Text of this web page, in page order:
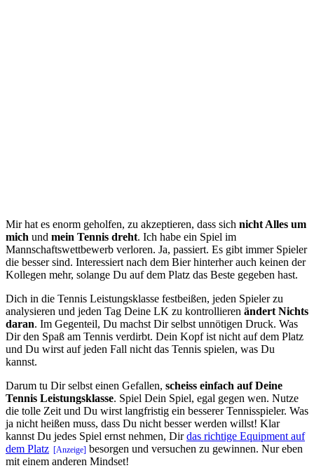
Mir hat es enorm geholfen, zu akzeptieren, dass sich nicht Alles um
mich und mein Tennis dreht. Ich habe ein Spiel im
Mannschaftswettbewerb verloren. Ja, passiert. Es gibt immer Spieler
die besser sind. Interessiert nach dem Bier hinterher auch keinen der
Kollegen mehr, solange Du auf dem Platz das Beste gegeben hast.
Dich in die Tennis Leistungsklasse festbeißen, jeden Spieler zu
analysieren und jeden Tag Deine LK zu kontrollieren ändert Nichts
daran. Im Gegenteil, Du machst Dir selbst unnötigen Druck. Was
Dir den Spaß am Tennis verdirbt. Dein Kopf ist nicht auf dem Platz
und Du wirst auf jeden Fall nicht das Tennis spielen, was Du
kannst.
Darum tu Dir selbst einen Gefallen, scheiss einfach auf Deine
Tennis Leistungsklasse. Spiel Dein Spiel, egal gegen wen. Nutze
die tolle Zeit und Du wirst langfristig ein besserer Tennisspieler. Was
ja nicht heißen muss, dass Du nicht besser werden willst! Klar
kannst Du jedes Spiel ernst nehmen, Dirdas richtige Equipment auf
dem Platz
besorgen und versuchen zu gewinnen. Nur eben
mit einem anderen Mindset!